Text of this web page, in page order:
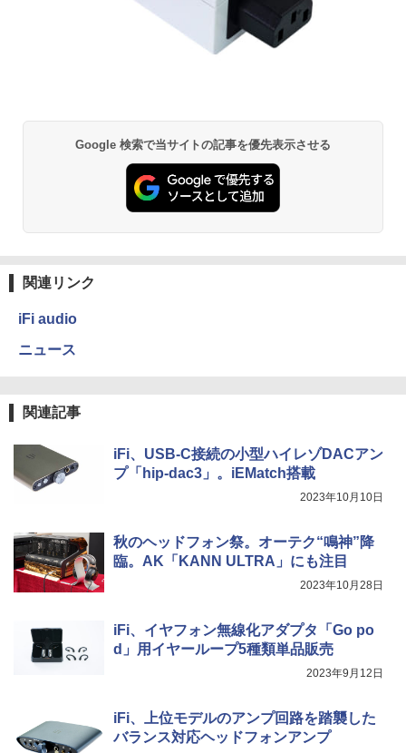
Google 検索で当サイトの記事を優先表示させる
関連リンク
iFi audio
ニュース
関連記事
iFi、USB-C接続の小型ハイレゾDACアン
プ「hip-dac3」。iEMatch搭載
2023年10月10日
秋のヘッドフォン祭。オーテク“鳴神”降
臨。AK「KANN ULTRA」にも注目
2023年10月28日
iFi、イヤフォン無線化アダプタ「Go po
d」用イヤーループ5種類単品販売
2023年9月12日
iFi、上位モデルのアンプ回路を踏襲した
バランス対応ヘッドフォンアンプ